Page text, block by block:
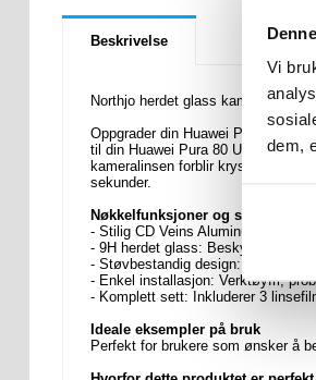
Vi
dem,
Beskrivelse
Northjo herdet glass
Oppgrader din Huawei Pura 80
til din Huawei Pura 80 Ultra,
kameralinsen forblir krystallklar.
sekunder.
Nøkkelfunksjoner og
- Stilig CD Veins Aluminum Ring:
- 9H herdet glass: Beskytter mot
- Støvbestandig design: Holder
- Enkel installasjon: Verktøyfri,
- Komplett sett: Inkluderer 3
Ideale eksempler på bruk
Perfekt for brukere som ønsker å